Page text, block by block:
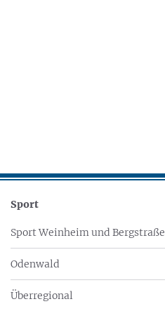
Sport
Sport Weinheim und Bergstraße
Odenwald
Überregional